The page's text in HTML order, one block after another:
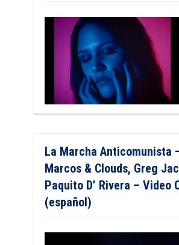
La Marcha Anticomunista
Marcos & Clouds, Greg
Paquito D’ Rivera – Video
(español)